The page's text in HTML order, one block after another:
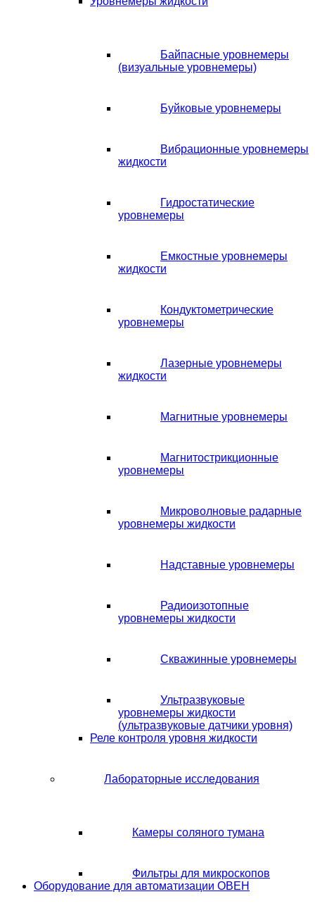
Байпасные уровнемеры
(визуальные уровнемеры)
Буйковые уровнемеры
Вибрационные уровнемеры
жидкости
Гидростатические
уровнемеры
Емкостные уровнемеры
жидкости
Кондуктометрические
уровнемеры
Лазерные уровнемеры
жидкости
Магнитные уровнемеры
Магнитострикционные
уровнемеры
Микроволновые радарные
уровнемеры жидкости
Надставные уровнемеры
Радиоизотопные
уровнемеры жидкости
Скважинные уровнемеры
Ультразвуковые
уровнемеры жидкости
(ультразвуковые датчики уровня)
Реле контроля уровня жидкости
Лабораторные исследования
Камеры соляного тумана
Фильтры для микроскопов
Оборудование для автоматизации ОВЕН